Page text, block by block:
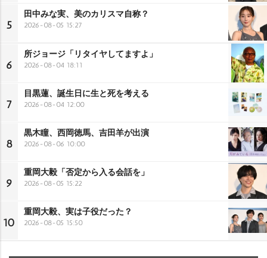
5
田中みな実、美のカリスマ自称？
2026-08-05 15:27
6
所ジョージ「リタイヤしてますよ」
2026-08-04 18:11
7
目黒蓮、誕生日に生と死を考える
2026-08-04 12:00
8
黒木瞳、西岡徳馬、吉田羊が出演
2026-08-06 10:00
9
重岡大毅「否定から入る会話を」
2026-08-05 15:22
10
重岡大毅、実は子役だった？
2026-08-05 15:50